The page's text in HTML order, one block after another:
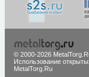
© 2000-2026
Использование
MetalTorg.Ru